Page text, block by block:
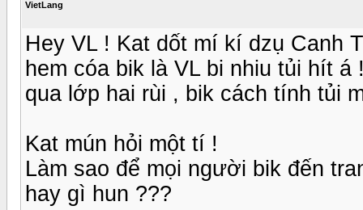
VietLang
Hey VL ! Kat dốt mí kí dzụ Canh
hem cóa bik là VL bi nhiu tủi hít
qua lớp hai rùi , bik cách tính tủi
Kat mún hỏi một tí !
Làm sao để mọi người bik đến
hay gì hun ???